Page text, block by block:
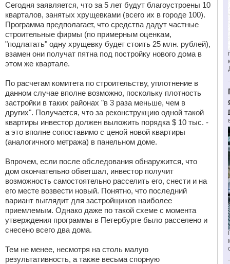
Сегодня заявляется, что за 5 лет будут благоустроены 10
кварталов, занятых хрущевками (всего их в городе 100).
Программа предполагает, что средства дадут частные
строительные фирмы (по примерным оценкам,
"подлатать" одну хрущевку будет стоить 25 млн. рублей),
взамен они получат пятна под постройку нового дома в
этом же квартале.
По расчетам комитета по строительству, уплотнение в
данном случае вполне возможно, поскольку плотность
застройки в таких районах "в 3 раза меньше, чем в
других". Получается, что за реконструкцию одной такой
квартиры инвестор должен выложить порядка $ 10 тыс. -
а это вполне сопоставимо с ценой новой квартиры
(аналогичного метража) в панельном доме.
Впрочем, если после обследования обнаружится, что
дом окончательно обветшал, инвестор получит
возможность самостоятельно расселить его, снести и на
его месте возвести новый. Понятно, что последний
вариант выглядит для застройщиков наиболее
приемлемым. Однако даже по такой схеме с момента
утверждения программы в Петербурге было расселено и
снесено всего два дома.
Тем не менее, несмотря на столь малую
результативность, а также весьма спорную